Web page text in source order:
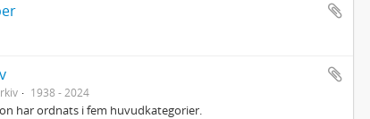
1938 - 2024
har ordnats i fem huvudkategorier.